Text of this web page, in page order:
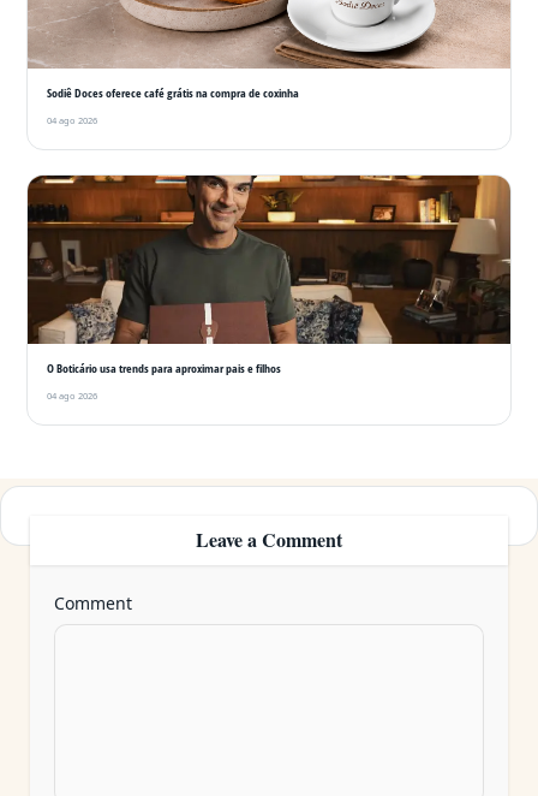
Sodiê Doces oferece café grátis na compra de coxinha
04 ago 2026
O Boticário usa trends para aproximar pais e filhos
04 ago 2026
Leave a Comment
Comment